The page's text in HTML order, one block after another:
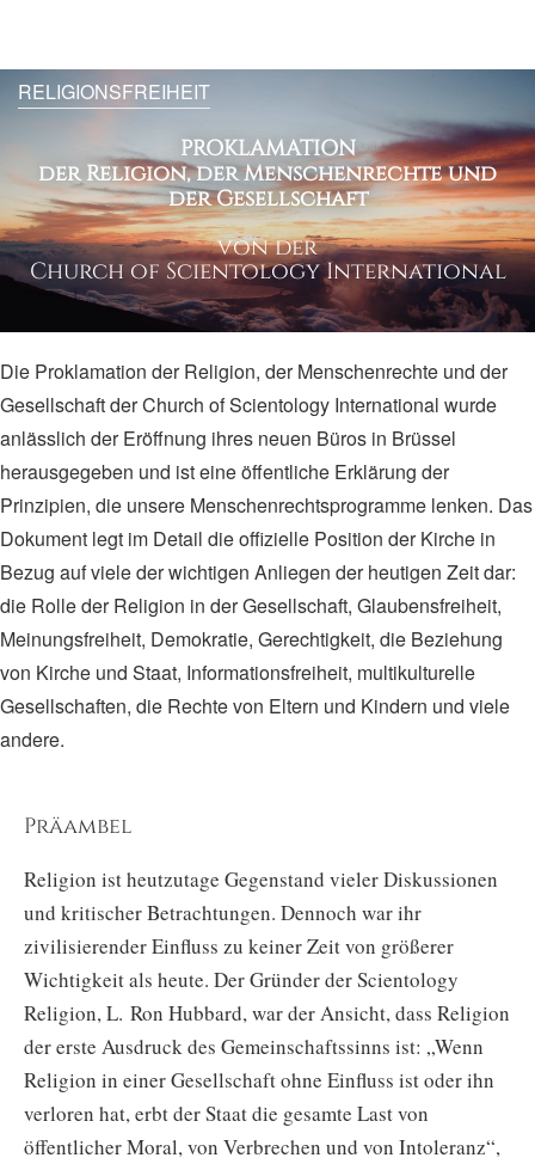
RELIGIONSFREIHEIT
PROKLAMATION
der Religion, der Menschenrechte und
der Gesellschaft
von der
Church of Scientology International
Die Proklamation der Religion, der Menschenrechte und der
Gesellschaft der Church of Scientology International wurde
anlässlich der Eröffnung ihres neuen Büros in Brüssel
herausgegeben und ist eine öffentliche Erklärung der
Prinzipien, die unsere Menschenrechtsprogramme lenken. Das
Dokument legt im Detail die offizielle Position der Kirche in
Bezug auf viele der wichtigen Anliegen der heutigen Zeit dar:
die Rolle der Religion in der Gesellschaft, Glaubensfreiheit,
Meinungsfreiheit, Demokratie, Gerechtigkeit, die Beziehung
von Kirche und Staat, Informationsfreiheit, multikulturelle
Gesellschaften, die Rechte von Eltern und Kindern und viele
andere.
Präambel
Religion ist heutzutage Gegenstand vieler Diskussionen
und kritischer Betrachtungen. Dennoch war ihr
zivilisierender Einfluss zu keiner Zeit von größerer
Wichtigkeit als heute. Der Gründer der Scientology
Religion, L. Ron Hubbard, war der Ansicht, dass Religion
der erste Ausdruck des Gemeinschaftssinns ist: „Wenn
Religion in einer Gesellschaft ohne Einfluss ist oder ihn
verloren hat, erbt der Staat die gesamte Last von
öffentlicher Moral, von Verbrechen und von Intoleranz“,